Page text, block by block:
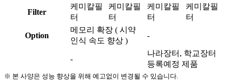
Filter
케미칼필
터
케미칼필
터
케미칼필
터
케미칼필
터
Option
메모리 확장 ( 시약
인식 속도 향상 )
-
-
나라장터, 학교장터
등록예정 제품
※ 본 사양은 성능 향상을 위해 예고없이 변경될 수 있습니다.